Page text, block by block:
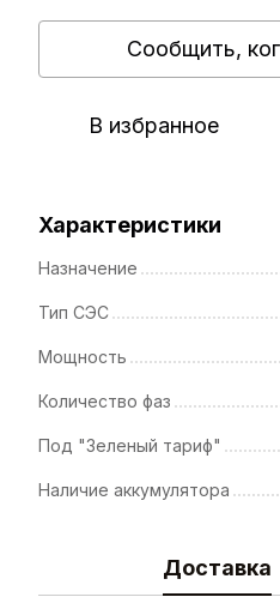
Сообщить,
В избранное
Характеристики
Назначение
Тип СЭС
Мощность
Количество фаз
Под "Зеленый тариф"
Наличие аккумулятора
Доставка